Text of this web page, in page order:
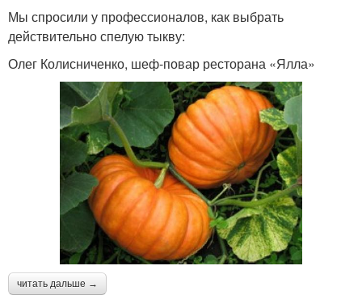
Мы спросили у профессионалов, как выбрать
действительно спелую тыкву:
Олег Колисниченко, шеф-повар ресторана «Ялла»
читать дальше →